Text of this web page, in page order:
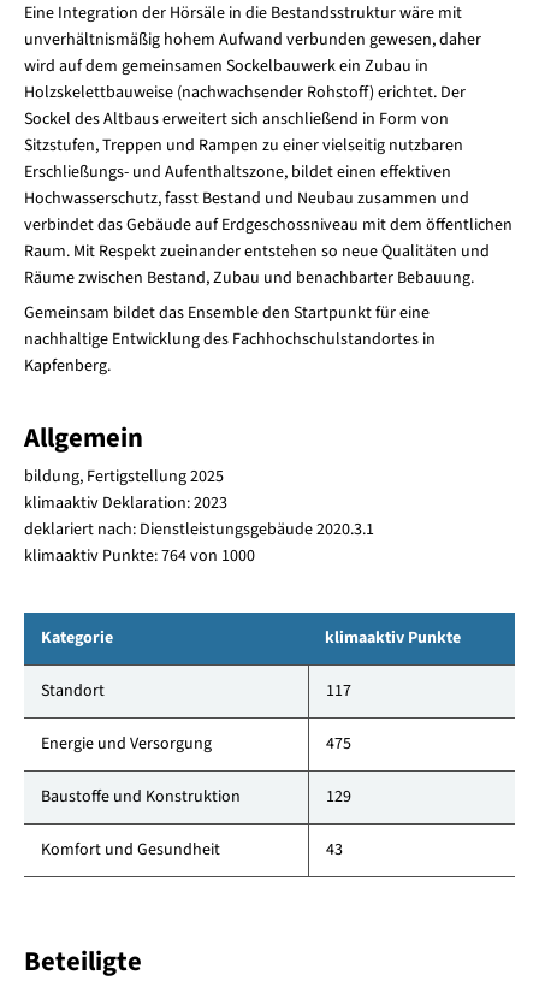
Eine Integration der Hörsäle in die Bestandsstruktur wäre mit
unverhältnismäßig hohem Aufwand verbunden gewesen, daher
wird auf dem gemeinsamen Sockelbauwerk ein Zubau in
Holzskelettbauweise (nachwachsender Rohstoff) erichtet. Der
Sockel des Altbaus erweitert sich anschließend in Form von
Sitzstufen, Treppen und Rampen zu einer vielseitig nutzbaren
Erschließungs- und Aufenthaltszone, bildet einen effektiven
Hochwasserschutz, fasst Bestand und Neubau zusammen und
verbindet das Gebäude auf Erdgeschossniveau mit dem öffentlichen
Raum. Mit Respekt zueinander entstehen so neue Qualitäten und
Räume zwischen Bestand, Zubau und benachbarter Bebauung.
Gemeinsam bildet das Ensemble den Startpunkt für eine
nachhaltige Entwicklung des Fachhochschulstandortes in
Kapfenberg.
Allgemein
bildung, Fertigstellung 2025
klimaaktiv Deklaration: 2023
deklariert nach: Dienstleistungsgebäude 2020.3.1
klimaaktiv Punkte: 764 von 1000
Kategorie klimaaktiv Punkte
Standort 117
Energie und Versorgung 475
Baustoffe und Konstruktion 129
Komfort und Gesundheit 43
Beteiligte